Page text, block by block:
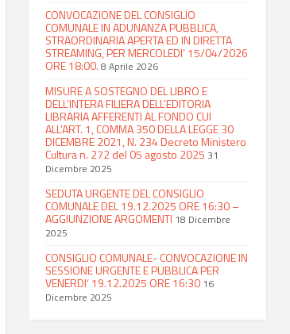
CONVOCAZIONE DEL CONSIGLIO
COMUNALE IN ADUNANZA PUBBLICA,
STRAORDINARIA APERTA ED IN DIRETTA
STREAMING, PER MERCOLEDI’ 15/04/2026
ORE 18:00. 8 Aprile 2026
MISURE A SOSTEGNO DEL LIBRO E
DELL’INTERA FILIERA DELL’EDITORIA
LIBRARIA AFFERENTI AL FONDO CUI
ALL’ART. 1, COMMA 350 DELLA LEGGE 30
DICEMBRE 2021, N. 234 Decreto Ministero
Cultura n. 272 del 05 agosto 2025 31
Dicembre 2025
SEDUTA URGENTE DEL CONSIGLIO
COMUNALE DEL 19.12.2025 ORE 16:30 –
AGGIUNZIONE ARGOMENTI 18 Dicembre
2025
CONSIGLIO COMUNALE- CONVOCAZIONE IN
SESSIONE URGENTE E PUBBLICA PER
VENERDI’ 19.12.2025 ORE 16:30 16
Dicembre 2025